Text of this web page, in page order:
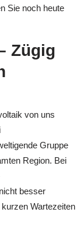
Sie noch heute
Zügig
von uns
Gruppe
Region. Bei
besser
Wartezeiten